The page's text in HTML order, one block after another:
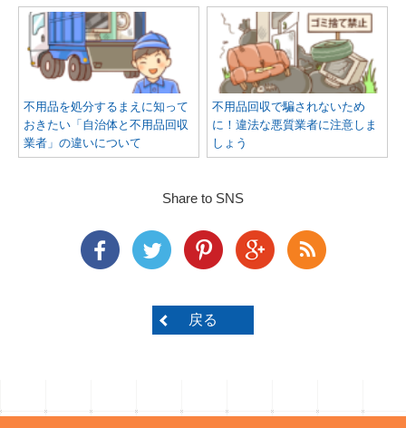
不用品を処分するまえに知って
おきたい「自治体と不用品回収
業者」の違いについて
不用品回収で騙されないため
に！違法な悪質業者に注意しま
しょう
Share to SNS
戻る